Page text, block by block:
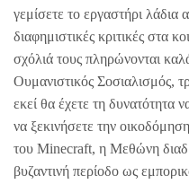
γεμίσετε το εργαστήρι λάδια
διαφημιστικές κριτικές στα
σχόλιά τους πληρώνονται
Ουμανιστικός Σοσιαλισμός,
εκεί θα έχετε τη δυνατότητα
να ξεκινήσετε την
του Minecraft, η Μεθώνη
βυζαντινή περίοδο ως